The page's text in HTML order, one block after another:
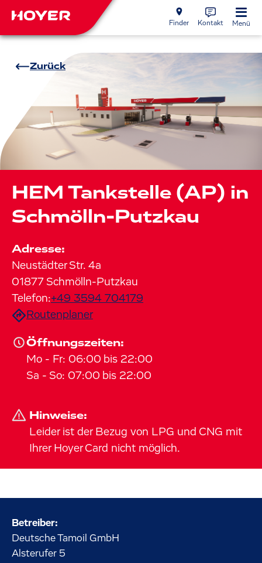
Finder Kontakt Menü
Zurück
HEM Tankstelle (AP) in
Schmölln-Putzkau
Adresse:
Neustädter Str. 4a
01877 Schmölln-Putzkau
Telefon:+49 3594 704179
Routenplaner
Öffnungszeiten:
Mo - Fr: 06:00 bis 22:00
Sa - So: 07:00 bis 22:00
Hinweise:
Leider ist der Bezug von LPG und CNG mit
Ihrer Hoyer Card nicht möglich.
Betreiber:
Deutsche Tamoil GmbH
Alsterufer 5